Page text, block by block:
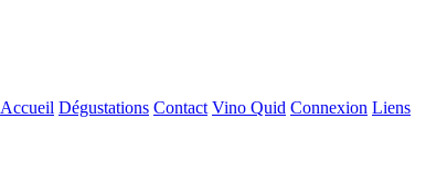
Accueil Dégustations Contact Vino Quid Connexion Liens